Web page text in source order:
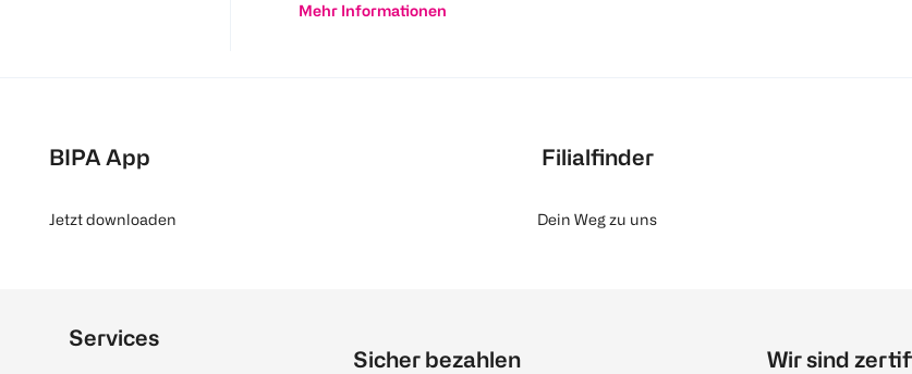
Mehr Informationen
BIPA App
Jetzt downloaden
Filialfinder
Dein Weg zu uns
Services
Sicher bezahlen Wir sind